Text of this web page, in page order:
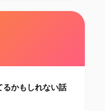
るかもしれない話